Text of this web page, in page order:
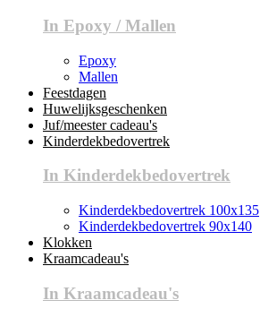
In Epoxy / Mallen
Epoxy
Mallen
Feestdagen
Huwelijksgeschenken
Juf/meester cadeau's
Kinderdekbedovertrek
In Kinderdekbedovertrek
Kinderdekbedovertrek 100x135
Kinderdekbedovertrek 90x140
Klokken
Kraamcadeau's
In Kraamcadeau's